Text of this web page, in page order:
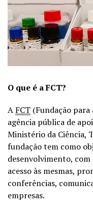
O que é a FCT?
A FCT (Fundação para
agência pública de
Ministério da Ciência,
fundação tem como
desenvolvimento,
acesso às mesmas,
conferências,
empresas.